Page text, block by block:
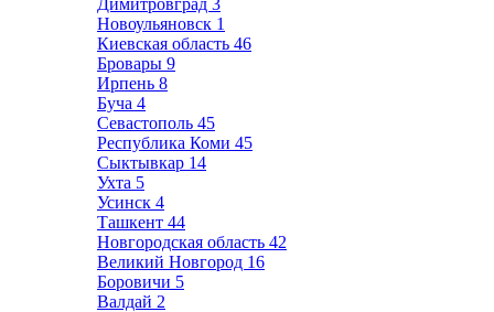
Димитровград 3
Новоульяновск 1
Киевская область 46
Бровары 9
Ирпень 8
Буча 4
Севастополь 45
Республика Коми 45
Сыктывкар 14
Ухта 5
Усинск 4
Ташкент 44
Новгородская область 42
Великий Новгород 16
Боровичи 5
Валдай 2